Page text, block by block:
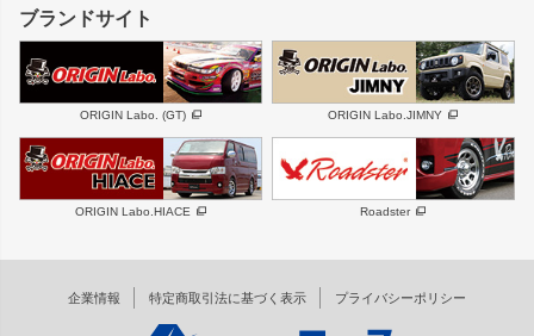
GS350
SC
スバル 三菱
デリカ D:5
軽自動車 汎用
ボンネット
フェンダー
サイドパーツ
リアゲート
メンテナンスパーツ
ハイエースパーツ
ホイール
DAYTONA-RS
DAYTONA-RS NEO
エアロシリーズ
RUGGER MODEL
DTM:exclusive
ブランドサイト
ORIGIN Labo. (GT) ORIGIN Labo.JIMNY
ORIGIN Labo.HIACE Roadster
企業情報 特定商取引法に基づく表示 プライバシーポリシー